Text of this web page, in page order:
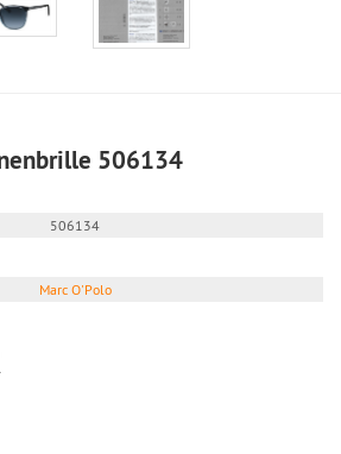
506134
506134
Marc O'Polo